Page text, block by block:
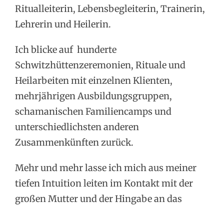
Ritualleiterin, Lebensbegleiterin, Trainerin,
Lehrerin und Heilerin.
Ich blicke auf hunderte
Schwitzhüttenzeremonien, Rituale und
Heilarbeiten mit einzelnen Klienten,
mehrjährigen Ausbildungsgruppen,
schamanischen Familiencamps und
unterschiedlichsten anderen
Zusammenkünften zurück.
Mehr und mehr lasse ich mich aus meiner
tiefen Intuition leiten im Kontakt mit der
großen Mutter und der Hingabe an das